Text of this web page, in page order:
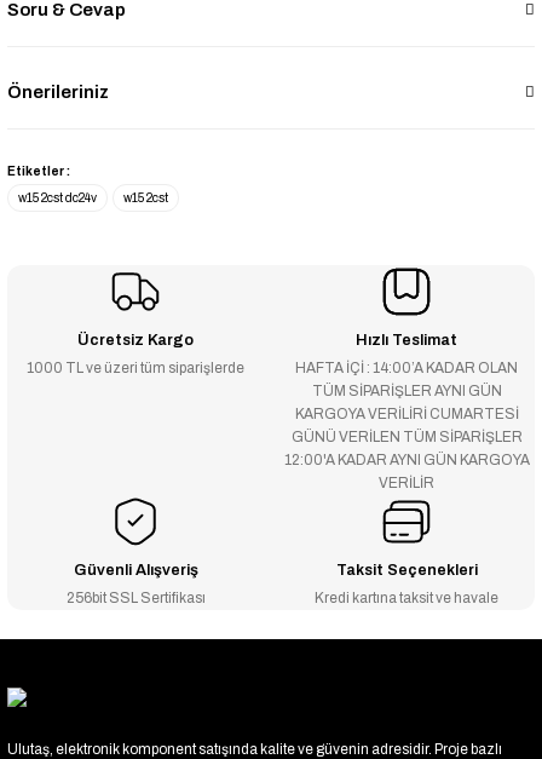
Soru & Cevap
Önerileriniz
Etiketler :
w15 2cst dc24v
w15 2cst
Ücretsiz Kargo
1000 TL ve üzeri tüm siparişlerde
Hızlı Teslimat
HAFTA İÇİ : 14:00’A KADAR OLAN
TÜM SİPARİŞLER AYNI GÜN
KARGOYA VERİLİRİ CUMARTESİ
GÜNÜ VERİLEN TÜM SİPARİŞLER
12:00'A KADAR AYNI GÜN KARGOYA
VERİLİR
Güvenli Alışveriş
256bit SSL Sertifikası
Taksit Seçenekleri
Kredi kartına taksit ve havale
Ulutaş, elektronik komponent satışında kalite ve güvenin adresidir. Proje bazlı